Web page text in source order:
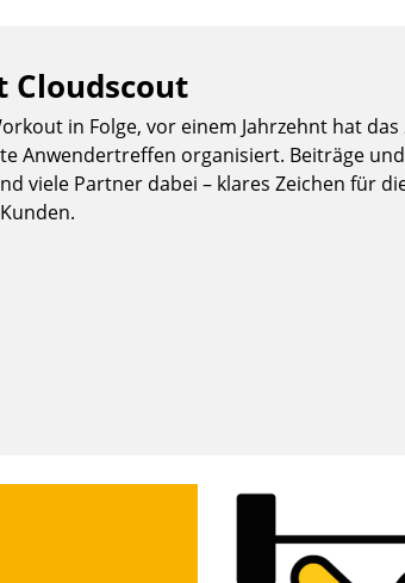
in Folge, vor einem Jahrzehnt hat
Anwendertreffen organisiert. Beiträge
viele Partner dabei – klares Zeichen für